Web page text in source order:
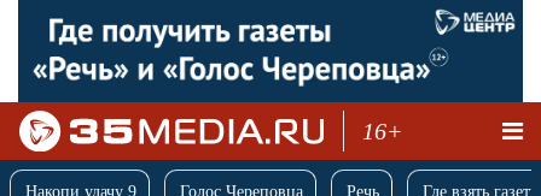
16+
Накопи удачу 9 Голос Череповца Речь Где взять